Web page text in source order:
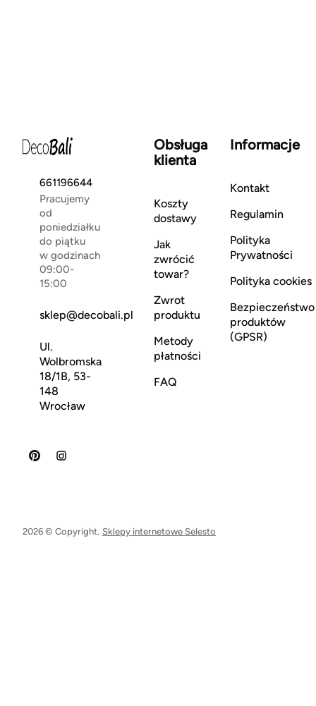
661196644
Pracujemy
od
poniedziałku
do piątku
w godzinach
09:00-
15:00
sklep@decobali.pl
Ul.
Wolbromska
18/1B, 53-
148
Wrocław
Obsługa
klienta
Koszty
dostawy
Jak
zwrócić
towar?
Zwrot
produktu
Metody
płatności
FAQ
Informacje
Kontakt
Regulamin
Polityka
Prywatności
Polityka cookies
Bezpieczeństwo
produktów
(GPSR)
2026 © Copyright. Sklepy internetowe Selesto